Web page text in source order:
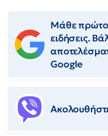
Μάθε
ειδήσεις.
Google